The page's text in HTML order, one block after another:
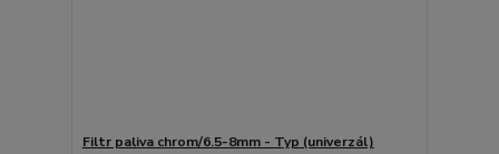
Filtr paliva chrom/6.5-8mm - Typ (univerzál)